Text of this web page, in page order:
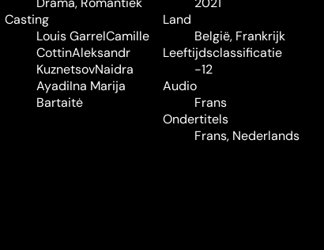
Casting
Louis GarrelCamille
CottinAleksandr
KuznetsovNaidra
AyadiIna Marija
Bartaitė
Land
België, Frankrijk
Leeftijdsclassificatie
-12
Audio
Frans
Ondertitels
Frans, Nederlands